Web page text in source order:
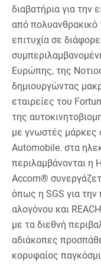
διαβατήρια για την
από πολυανθρακικό
επιτυχία σε
Ευρώπης, της
δημιουργώντας
εταιρείες του
της
με γνωστές μάρκες
Automobile. στα
περιλαμβάνονται η
Accom®
όπως η SGS για
αλογόνου και
με τα διεθνή
αδιάκοπες
κορυφαίος